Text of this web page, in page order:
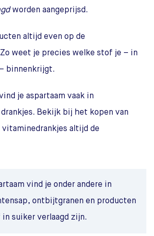
worden aangeprijsd.
altijd even op de
weet je precies welke stof je – in
binnenkrijgt.
je aspartaam vaak in
Bekijk bij het kopen van
altijd de
vind je onder andere in
ontbijtgranen en producten
suiker verlaagd zijn.